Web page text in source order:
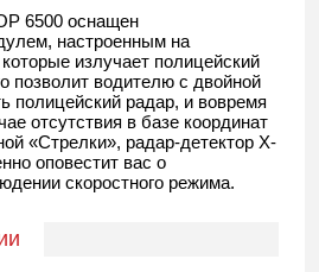
6500 оснащен
настроенным на
излучает полицейский
позволит водителю с двойной
полицейский радар, и вовремя
отсутствия в базе координат
«Стрелки», радар-детектор Х-
оповестит вас о
скоростного режима.